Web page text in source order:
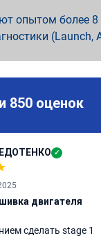
опытом более
(Launch,
850 оценок
✓
двигателя
сделать stage 1